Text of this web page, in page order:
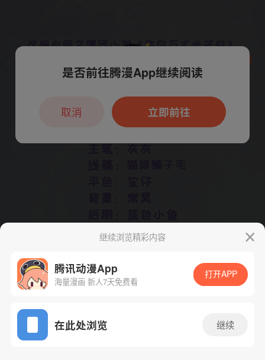
App免费看
下一话 腾漫App免费看
继续浏览精彩内容
腾讯动漫App
海量漫画 新人7天免费看
打开APP
在此处浏览 继续
本章节仅支持App阅读，可打开App新用
户7天免费看
是否前往腾漫App继续阅读
立即前往
取消